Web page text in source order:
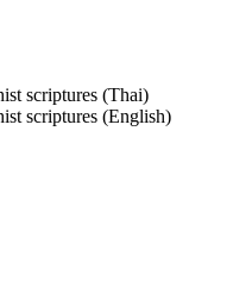
scriptures (Thai)
scriptures (English)